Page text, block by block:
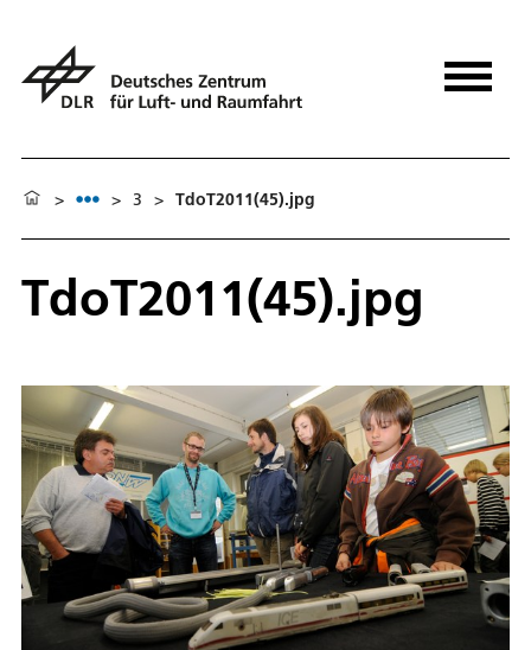
> > 3 > TdoT2011(45).jpg
TdoT2011(45).jpg